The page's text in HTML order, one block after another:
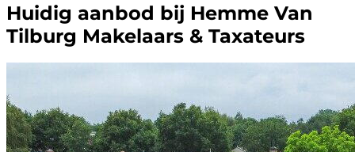
Huidig aanbod bij Hemme Van
Tilburg Makelaars & Taxateurs